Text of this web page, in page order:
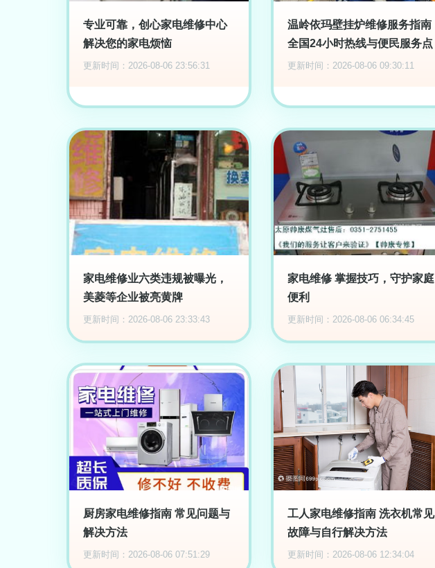
专业可靠，创心家电维修中心
解决您的家电烦恼
更新时间：2026-08-06 23:56:31
温岭依玛壁挂炉维修服务指南
全国24小时热线与便民服务点
更新时间：2026-08-06 09:30:11
家电维修业六类违规被曝光，
美菱等企业被亮黄牌
更新时间：2026-08-06 23:33:43
家电维修 掌握技巧，守护家庭
便利
更新时间：2026-08-06 06:34:45
厨房家电维修指南 常见问题与
解决方法
更新时间：2026-08-06 07:51:29
工人家电维修指南 洗衣机常见
故障与自行解决方法
更新时间：2026-08-06 12:34:04